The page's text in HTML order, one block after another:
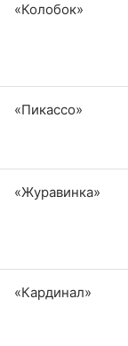
«Колобок»
«Пикассо»
«Журавинка»
«Кардинал»